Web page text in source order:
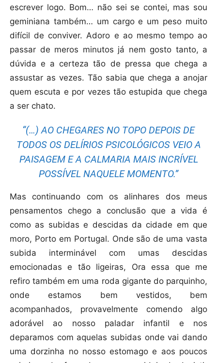
escrever logo. Bom… não sei se contei, mas sou
geminiana também… um cargo e um peso muito
difícil de conviver. Adoro e ao mesmo tempo ao
passar de meros minutos já nem gosto tanto, a
dúvida e a certeza tão de pressa que chega a
assustar as vezes. Tão sabia que chega a anojar
quem escuta e por vezes tão estupida que chega
a ser chato.
“(…) AO CHEGARES NO TOPO DEPOIS DE
TODOS OS DELÍRIOS PSICOLÓGICOS VEIO A
PAISAGEM E A CALMARIA MAIS INCRÍVEL
POSSÍVEL NAQUELE MOMENTO.”
Mas continuando com os alinhares dos meus
pensamentos chego a conclusão que a vida é
como as subidas e descidas da cidade em que
moro, Porto em Portugal. Onde são de uma vasta
subida interminável com umas descidas
emocionadas e tão ligeiras, Ora essa que me
refiro também em uma roda gigante do parquinho,
onde estamos bem vestidos, bem
acompanhados, provavelmente comendo algo
adorável ao nosso paladar infantil e nos
deparamos com aquelas subidas onde vai dando
uma dorzinha no nosso estomago e aos poucos